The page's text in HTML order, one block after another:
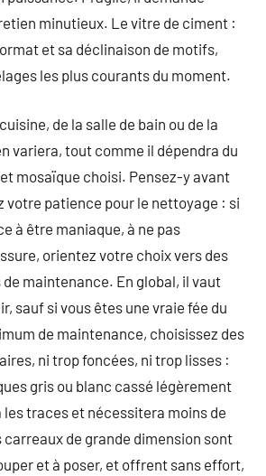
minutieux. Le vitre de ciment :
et sa déclinaison de motifs,
les plus courants du moment.
cuisine, de la salle de bain ou de la
variera, tout comme il dépendra du
mosaïque choisi. Pensez-y avant
votre patience pour le nettoyage : si
à être maniaque, à ne pas
orientez votre choix vers des
maintenance. En global, il vaut
sauf si vous êtes une vraie fée du
de maintenance, choisissez des
ni trop foncées, ni trop lisses :
gris ou blanc cassé légèrement
traces et nécessitera moins de
de grande dimension sont
et à poser, et offrent sans effort,